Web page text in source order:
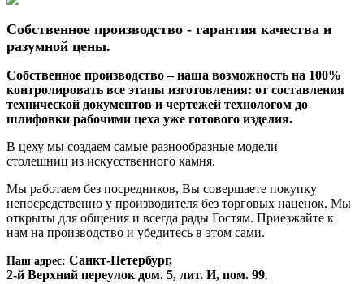
Собственное производство - гарантия качества и
разумной цены.
Собственное производство – наша возможность на 100%
контролировать все этапы изготовления: от составления
технической документов и чертежей технологом до
шлифовки рабочими цеха уже готового изделия.
В цеху мы создаем самые разнообразные модели
столешниц из искусственного камня.
Мы работаем без посредников, Вы совершаете покупку
непосредственно у производителя без торговых наценок. Мы
открыты для общения и всегда рады Гостям. Приезжайте к
нам на производство и убедитесь в этом сами.
Наш адрес: Санкт-Петербург,
2-й Верхний переулок дом. 5, лит. И, пом. 99.